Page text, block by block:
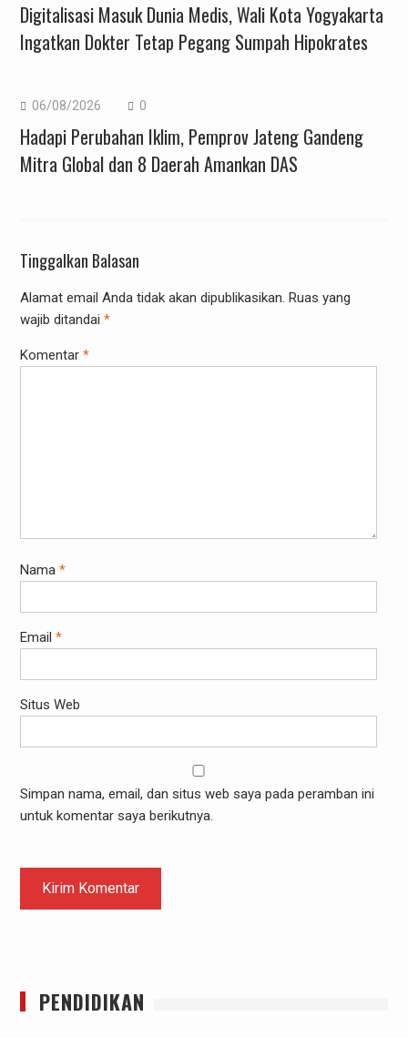
Digitalisasi Masuk Dunia Medis, Wali Kota Yogyakarta
Ingatkan Dokter Tetap Pegang Sumpah Hipokrates
06/08/2026 0
Hadapi Perubahan Iklim, Pemprov Jateng Gandeng
Mitra Global dan 8 Daerah Amankan DAS
Tinggalkan Balasan
Alamat email Anda tidak akan dipublikasikan. Ruas yang
wajib ditandai *
Komentar *
Nama *
Email *
Situs Web
Simpan nama, email, dan situs web saya pada peramban ini
untuk komentar saya berikutnya.
PENDIDIKAN